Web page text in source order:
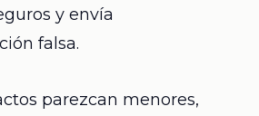
y envía
falsa.
parezcan menores,